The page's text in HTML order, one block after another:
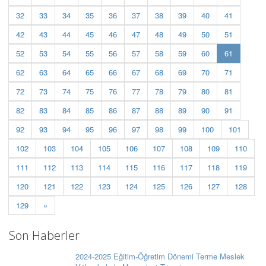
32
33 34 35 36 37 38 39 40
41
42
43 44 45 46 47 48 49 50
51
52
53 54 55 56 57 58 59 60 61
62
63 64 65 66 67 68 69 70
71
72
73 74 75 76 77 78 79 80
81
82
83 84 85 86 87 88 89 90
91
92
93 94 95 96 97 98 99 100
101
102
103 104 105 106 107 108 109
110
111
112 113 114 115 116 117 118
119
120
121 122 123 124 125 126 127
128
129
»
Son Haberler
2024-2025 Eğitim-Öğretim Dönemi Terme Meslek